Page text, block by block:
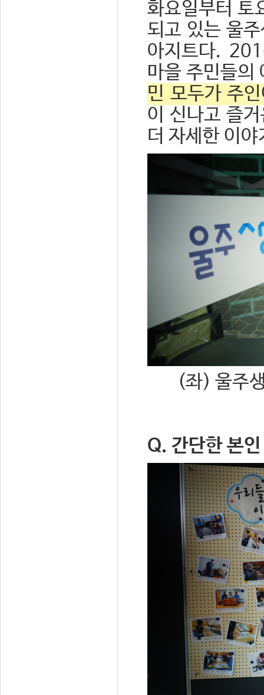
화요일부터 토
되고 있는 울
아지트다.
마을 주민들
민 모두가 주
이 신나고 즐
더 자세한 이
(좌) 울주
Q. 간단한 본